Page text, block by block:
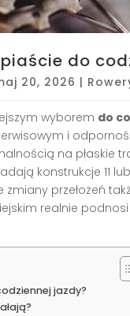
do
20, 2026 |
wyborem do
i
na płaskie
konstrukcje 11
zmiany przełożeń
realnie
jazdy?